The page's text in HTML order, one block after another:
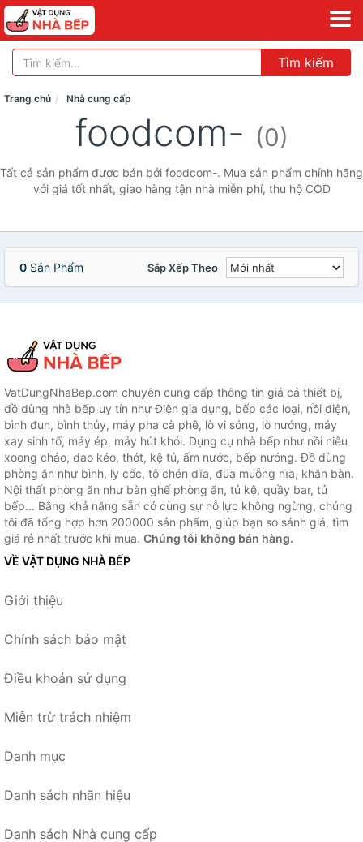
Tìm kiếm
Trang chủ Nhà cung cấp
foodcom- (0)
Tất cả sản phẩm được bán bởi foodcom-. Mua sản phẩm chính hãng
với giá tốt nhất, giao hàng tận nhà miễn phí, thu hộ COD
0 Sản Phẩm Sắp Xếp Theo
VatDungNhaBep.com chuyên cung cấp thông tin giá cả thiết bị,
đồ dùng nhà bếp uy tín như Điện gia dụng, bếp các loại, nồi điện,
bình đun, bình thủy, máy pha cà phê, lò vi sóng, lò nướng, máy
xay sinh tố, máy ép, máy hút khói. Dụng cụ nhà bếp như nồi niêu
xoong chảo, dao kéo, thớt, kệ tủ, ấm nước, bếp nướng. Đồ dùng
phòng ăn như bình, ly cốc, tô chén dĩa, đũa muỗng nĩa, khăn bàn.
Nội thất phòng ăn như bàn ghế phòng ăn, tủ kệ, quầy bar, tủ
bếp... Bằng khả năng sẵn có cùng sự nỗ lực không ngừng, chúng
tôi đã tổng hợp hơn 200000 sản phẩm, giúp bạn so sánh giá, tìm
giá rẻ nhất trước khi mua. Chúng tôi không bán hàng.
VỀ VẬT DỤNG NHÀ BẾP
Giới thiệu
Chính sách bảo mật
Điều khoản sử dụng
Miễn trừ trách nhiệm
Danh mục
Danh sách nhãn hiệu
Danh sách Nhà cung cấp